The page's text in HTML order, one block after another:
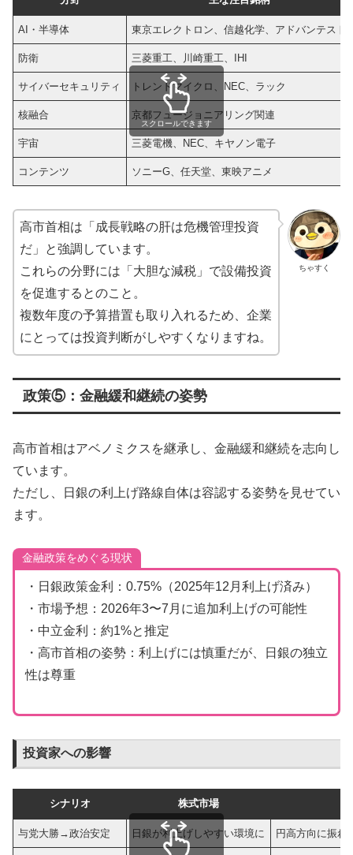
AI・半導体 東京エレクトロン、信越化学、アドバンテスト
防衛 三菱重工、川崎重工、IHI
サイバーセキュリティ トレンドマイクロ、NEC、ラック
核融合 京都フュージョニアリング関連
宇宙 三菱電機、NEC、キヤノン電子
コンテンツ ソニーG、任天堂、東映アニメ
スクロールできます
ちゃすく
高市首相は「成長戦略の肝は危機管理投資
だ」と強調しています。
これらの分野には「大胆な減税」で設備投資
を促進するとのこと。
複数年度の予算措置も取り入れるため、企業
にとっては投資判断がしやすくなりますね。
政策⑤：金融緩和継続の姿勢
高市首相はアベノミクスを継承し、金融緩和継続を志向し
ています。
ただし、日銀の利上げ路線自体は容認する姿勢を見せてい
ます。
金融政策をめぐる現状
・日銀政策金利：0.75%（2025年12月利上げ済み）
・市場予想：2026年3〜7月に追加利上げの可能性
・中立金利：約1%と推定
・高市首相の姿勢：利上げには慎重だが、日銀の独立
性は尊重
投資家への影響
シナリオ 株式市場
与党大勝→政治安定 日銀が利上げしやすい環境に 円高方向に振れ